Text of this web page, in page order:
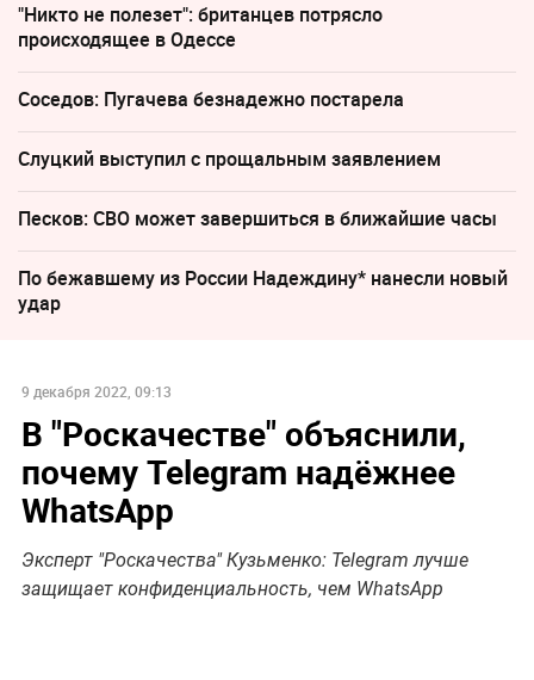
"Никто не полезет": британцев потрясло
происходящее в Одессе
Соседов: Пугачева безнадежно постарела
Слуцкий выступил с прощальным заявлением
Песков: СВО может завершиться в ближайшие часы
По бежавшему из России Надеждину* нанесли новый
удар
9 декабря 2022, 09:13
В "Роскачестве" объяснили,
почему Telegram надёжнее
WhatsApp
Эксперт "Роскачества" Кузьменко: Telegram лучше
защищает конфиденциальность, чем WhatsApp